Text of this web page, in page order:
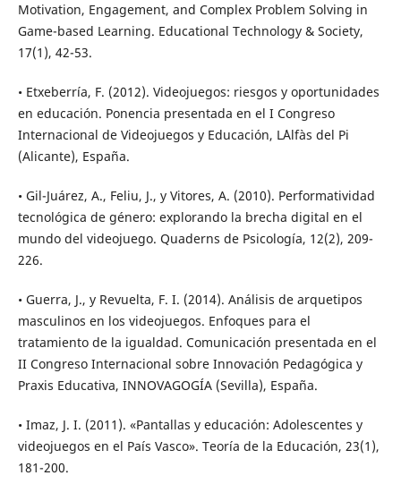
Motivation, Engagement, and Complex Problem Solving in
Game-based Learning. Educational Technology & Society,
17(1), 42-53.
• Etxeberría, F. (2012). Videojuegos: riesgos y oportunidades
en educación. Ponencia presentada en el I Congreso
Internacional de Videojuegos y Educación, L´Alfàs del Pi
(Alicante), España.
• Gil-Juárez, A., Feliu, J., y Vitores, A. (2010). Performatividad
tecnológica de género: explorando la brecha digital en el
mundo del videojuego. Quaderns de Psicología, 12(2), 209-
226.
• Guerra, J., y Revuelta, F. I. (2014). Análisis de arquetipos
masculinos en los videojuegos. Enfoques para el
tratamiento de la igualdad. Comunicación presentada en el
II Congreso Internacional sobre Innovación Pedagógica y
Praxis Educativa, INNOVAGOGÍA (Sevilla), España.
• Imaz, J. I. (2011). «Pantallas y educación: Adolescentes y
videojuegos en el País Vasco». Teoría de la Educación, 23(1),
181-200.